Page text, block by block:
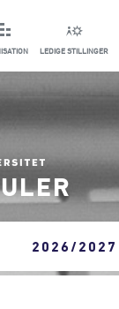
LEDIGE STILLINGER
2026/2027